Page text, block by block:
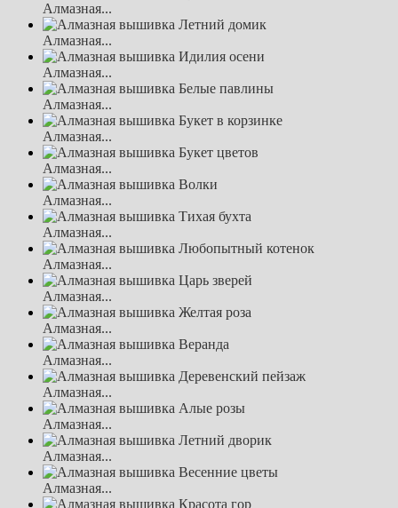
Алмазная...
Алмазная...
Алмазная...
Алмазная...
Алмазная...
Алмазная...
Алмазная...
Алмазная...
Алмазная...
Алмазная...
Алмазная...
Алмазная...
Алмазная...
Алмазная...
Алмазная...
Алмазная...